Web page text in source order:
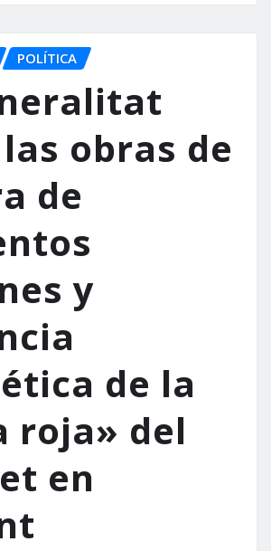
POLÍTICA
obras de
de
y
de la
roja» del
en